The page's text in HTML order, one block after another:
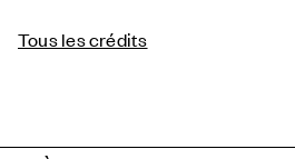
Tous les crédits